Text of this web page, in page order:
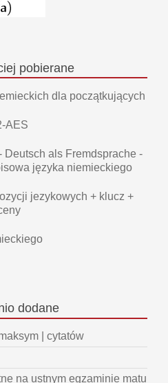
pobierane
dla początkujących
AES
Deutsch als Fremdsprache -
języka niemieckiego
jezykowych + klucz +
dodane
| cytatów
na ustnym egzaminie matu